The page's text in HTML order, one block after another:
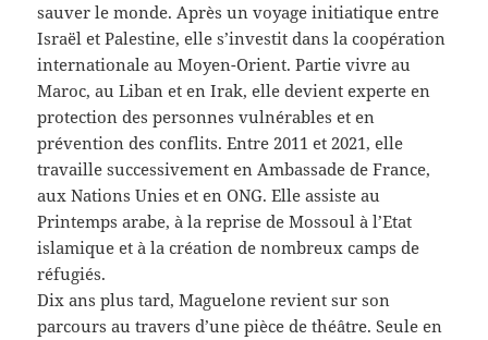
sauver le monde. Après un voyage initiatique entre
Israël et Palestine, elle s’investit dans la coopération
internationale au Moyen-Orient. Partie vivre au
Maroc, au Liban et en Irak, elle devient experte en
protection des personnes vulnérables et en
prévention des conflits. Entre 2011 et 2021, elle
travaille successivement en Ambassade de France,
aux Nations Unies et en ONG. Elle assiste au
Printemps arabe, à la reprise de Mossoul à l’Etat
islamique et à la création de nombreux camps de
réfugiés.
Dix ans plus tard, Maguelone revient sur son
parcours au travers d’une pièce de théâtre. Seule en